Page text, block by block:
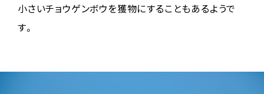
小さいチョウゲンボウを獲物にすることもあるようで
す。